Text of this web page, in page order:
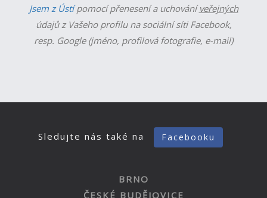
Jsem z Ústípomocí přenesení a uchováníveřejných
údajů z Vašeho profilu na sociální síti Facebook,
resp. Google (jméno, profilová fotografie, e-mail)
Sledujte nás také na Facebooku
BRNO
ČESKÉ BUDĚJOVICE